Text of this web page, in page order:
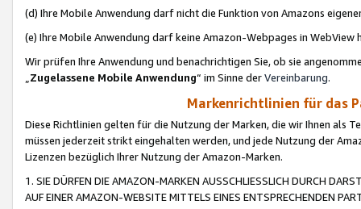
(d) Ihre Mobile Anwendung darf nicht die Funktion von Amazons
(e) Ihre Mobile Anwendung darf keine Amazon-Webpages in WebView
Wir prüfen Ihre Anwendung und benachrichtigen Sie, ob sie
„Zugelassene Mobile Anwendung“ im Sinne derVereinbarung.
Markenrichtlinien für das
Diese Richtlinien gelten für die Nutzung der Marken, die wir Ihnen als
müssen jederzeit strikt eingehalten werden, und jede Nutzung der
Lizenzen bezüglich Ihrer Nutzung der Amazon-Marken.
1. SIE DÜRFEN DIE AMAZON-MARKEN AUSSCHLIESSLICH DURCH
AUF EINER AMAZON-WEBSITE MITTELS EINES ENTSPRECHENDEN